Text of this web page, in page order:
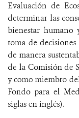
Evaluación de
determinar las
bienestar humano
toma de decisiones
de manera
de la Comisión de
y como miembro
Fondo para el
siglas en inglés).